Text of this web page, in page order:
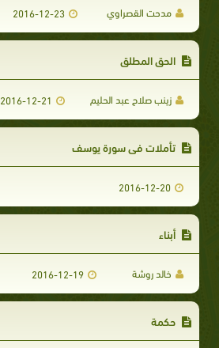
مدحت القصراوي 2016-12-23
الحق المطلق
زينب صلاح عبد الحليم 2016-12-21
تأملات في سورة يوسف
2016-12-20
أبناء
خالد روشة 2016-12-19
حكمة